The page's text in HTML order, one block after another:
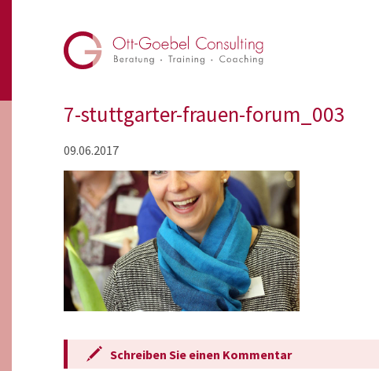
7-stuttgarter-frauen-forum_003
09.06.2017
Schreiben Sie einen Kommentar